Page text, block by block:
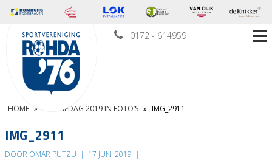
0172 - 614959
HOME » FAMILIEDAG 2019 IN FOTO’S » IMG_2911
IMG_2911
DOOR OMAR PUTZU | 17 JUNI 2019 |